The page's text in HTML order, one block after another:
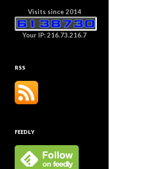
Visits since 2014
Your IP: 216.73.216.7
RSS
FEEDLY